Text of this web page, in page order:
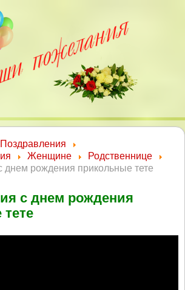
Поздравления
Женщине
Родственнице
днем рождения прикольные тете
с днем рождения